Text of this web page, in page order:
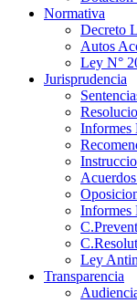
Normativa
Decreto
Autos
Ley N°
Jurisprudencia
Informes
Informes
Ley
Transparencia